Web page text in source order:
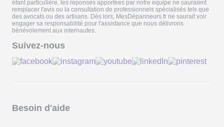
étant particulière, les réponses apportées par notre équipe ne sauraient
remplacer l'avis ou la consultation de professionnels spécialisés tels que
des avocats ou des artisans. Dès lors, MesDépanneurs.fr ne saurait voir
engager sa responsabilité pour l'assistance que nous délivrons
bénévolement aux internautes.
Suivez-nous
Besoin d'aide